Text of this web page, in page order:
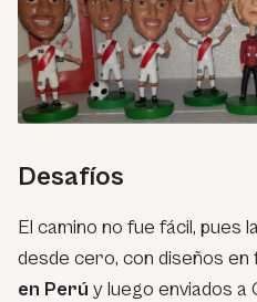
Desafíos
El camino no fue fácil, pues
desde cero, con diseños
en Perú y luego enviados a